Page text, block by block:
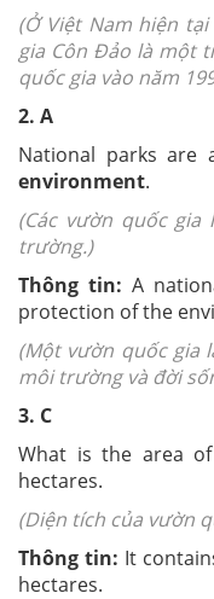
(Ở Việt Nam hiện
gia Côn Đảo là một
quốc gia vào năm
2. A
National parks
environment.
(Các vườn quốc
trường.)
Thông tin: A
protection of the
(Một vườn quốc gia
môi trường và đời
3. C
What is the area of
hectares.
(Diện tích của vườn
Thông tin: It
hectares.